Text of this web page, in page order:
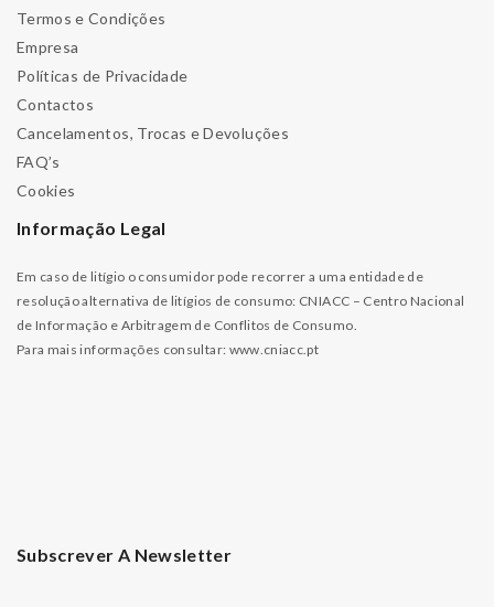
Termos e Condições
Empresa
Políticas de Privacidade
Contactos
Cancelamentos, Trocas e Devoluções
FAQ’s
Cookies
Informação Legal
Em caso de litígio o consumidor pode recorrer a uma entidade de
resolução alternativa de litígios de consumo: CNIACC – Centro Nacional
de Informação e Arbitragem de Conflitos de Consumo.
Para mais informações consultar: www.cniacc.pt
Subscrever A Newsletter